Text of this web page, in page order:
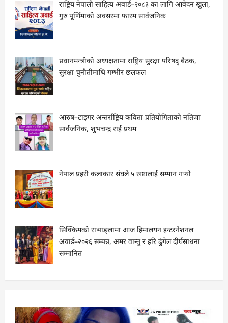
राष्ट्रिय नेपाली साहित्य अवार्ड–२०८३ का लागि आवेदन खुला,
गुरु पूर्णिमाको अवसरमा फारम सार्वजनिक
प्रधानमन्त्रीको अध्यक्षतामा राष्ट्रिय सुरक्षा परिषद् बैठक,
सुरक्षा चुनौतीमाथि गम्भीर छलफल
आरुष–टाइगर अन्तर्राष्ट्रिय कविता प्रतियोगिताको नतिजा
सार्वजनिक, शुभचन्द्र राई प्रथम
नेपाल प्रहरी कलाकार संघले ५ स्रष्टालाई सम्मान गर्‍यो
सिक्किमको राभाङ्लामा आज हिमालयन इन्टरनेशनल
अवार्ड–२०२६ सम्पन्न, अमर वान्तु र हरि ढुंगेल दीर्घसाधना
सम्मानित